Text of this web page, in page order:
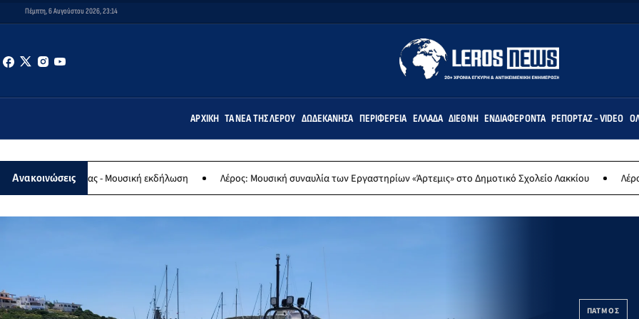
Πέμπτη, 6 Αυγούστου 2026, 23:14
ΑΡΧΙΚΉ ΤΑ ΝΈΑ ΤΗΣ ΛΈΡΟΥ ΔΩΔΕΚΆΝΗΣΑ ΠΕΡΙΦΈΡΕΙΑ ΕΛΛΆΔΑ ΔΙΕΘΝΉ ΕΝΔΙΑΦΈΡΟΝΤΑ ΡΕΠΟΡΤΆΖ - VIDEO
Ανακοινώσεις
- Μουσική εκδήλωση Λέρος: Μουσική συναυλία των Εργαστηρίων «Άρτεμις» στο Δημοτικό Σχολείο Λακκίου Λέρος: Κυριακή 9
ΠΑΤΜΟΣ